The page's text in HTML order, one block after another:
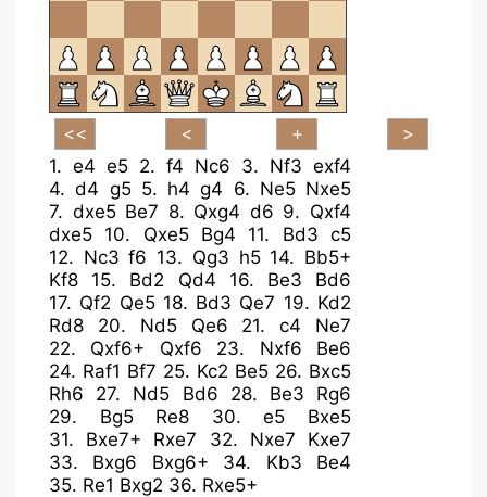
1. e4 e5 2. f4 Nc6 3. Nf3 exf4
4.d4 g5 5. h4 g4 6. Ne5 Nxe5
7. dxe5 Be7 8. Qxg4 d6 9. Qxf4
dxe5 10. Qxe5 Bg4 11. Bd3
c5
12. Nc3 f6 13. Qg3 h5 14. Bb5+
Kf8
15. Bd2 Qd4 16. Be3
Bd6
17. Qf2 Qe5 18. Bd3 Qe7 19. Kd2
Rd8
20. Nd5 Qe6 21.c4
Ne7
22. Qxf6+ Qxf6 23. Nxf6
Be6
24. Raf1 Bf7 25. Kc2 Be5 26. Bxc5
Rh6
27. Nd5 Bd6 28. Be3
Rg6
29. Bg5 Re8 30.e5
Bxe5
31. Bxe7+ Rxe7 32. Nxe7
Kxe7
33. Bxg6 Bxg6+ 34. Kb3
Be4
35. Re1 Bxg2 36. Rxe5+